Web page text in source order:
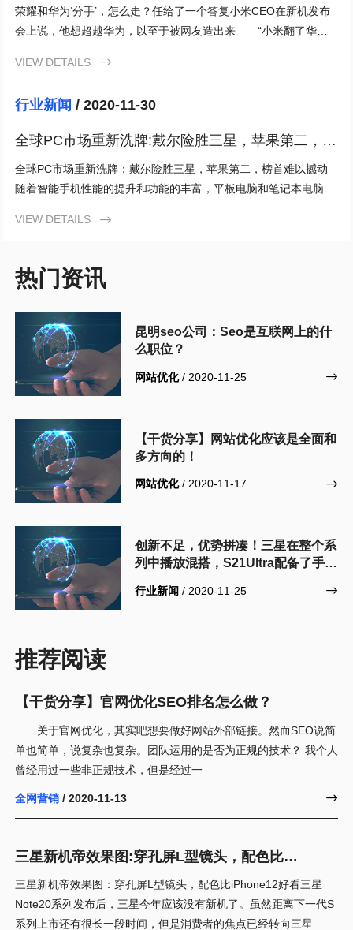
荣耀和华为‘分手’，怎么走？任给了一个答复小米CEO在新机发布
会上说，他想超越华为，以至于被网友造出来——“小米翻了华
VIEW DETAILS

行业新闻 / 2020-11-30
全球PC市场重新洗牌:戴尔险胜三星，苹果第二，榜
首难以撼动
全球PC市场重新洗牌：戴尔险胜三星，苹果第二，榜首难以撼动
随着智能手机性能的提升和功能的丰富，平板电脑和笔记本电脑正
VIEW DETAILS

热门资讯
昆明seo公司：Seo是互联网上的什
么职位？
网站优化/ 2020-11-25 
【干货分享】网站优化应该是全面和
多方向的！
网站优化/ 2020-11-17 
创新不足，优势拼凑！三星在整个系
列中播放混搭，S21Ultra配备了手写
行业新闻 / 2020-11-25 
推荐阅读
【干货分享】官网优化SEO排名怎么做？
关于官网优化，其实吧想要做好网站外部链接。然而SEO说简
单也简单，说复杂也复杂。团队运用的是否为正规的技术？ 我个人
曾经用过一些非正规技术，但是经过一
全网营销 / 2020-11-13 
三星新机帝效果图:穿孔屏L型镜头，配色比
iPhone12好看
三星新机帝效果图：穿孔屏L型镜头，配色比iPhone12好看三星
Note20系列发布后，三星今年应该没有新机了。虽然距离下一代S
系列上市还有很长一段时间，但是消费者的焦点已经转向三星